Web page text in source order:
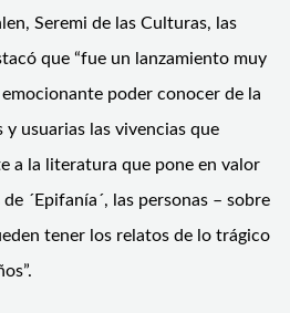
Seremi de las Culturas, las
que “fue un lanzamiento muy
poder conocer de la
usuarias las vivencias que
a la literatura que pone en valor
´Epifanía´, las personas – sobre
tener los relatos de lo trágico